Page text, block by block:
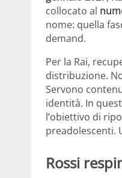
collocato al
nome: quella
demand.
Per la Rai,
distribuzione.
Servono
identità. In
l’obiettivo di
preadolescenti.
Rossi